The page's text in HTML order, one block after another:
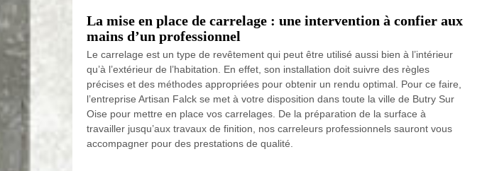
La mise en place de carrelage : une intervention à confier aux
mains d’un professionnel
Le carrelage est un type de revêtement qui peut être utilisé aussi bien à l’intérieur
qu’à l’extérieur de l’habitation. En effet, son installation doit suivre des règles
précises et des méthodes appropriées pour obtenir un rendu optimal. Pour ce faire,
l’entreprise Artisan Falck se met à votre disposition dans toute la ville de Butry Sur
Oise pour mettre en place vos carrelages. De la préparation de la surface à
travailler jusqu’aux travaux de finition, nos carreleurs professionnels sauront vous
accompagner pour des prestations de qualité.